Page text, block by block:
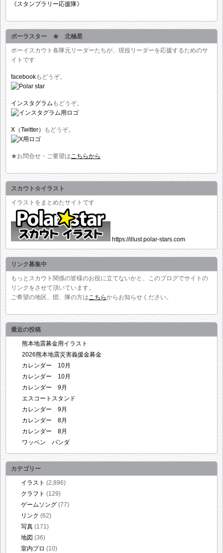
《スタンプラリー応援隊》
ポーラスター ★ 北極星
ボーイスカウト各隊元リーダーたちが、現役リーダーを応援するためのサ
イトです
facebookもどうぞ。
インスタグラム もどうぞ。
X（Twitter） もどうぞ。
★お問合せ・ご要望はこちらから
スカウト☆イラスト
イラストをまとめたサイトです
https://illust.polar-stars.com
リンク募集中
もっとスカウト関係の皆様のお役に立てないかと、このブログでサイトの
リンクをさせて頂いています。
ご希望の地区、団、隊の方はこちらからお知らせください。
最近の投稿
熊本地震募金用イラスト
2026熊本地震災害義援金募金
カレンダー 10月
カレンダー 10月
カレンダー 9月
エスコートスタンド
カレンダー 9月
カレンダー 8月
カレンダー 8月
ワッペン パンダ
カテゴリー
イラスト (2,896)
クラフト (129)
ゲームソング (77)
リンク (62)
写真 (171)
地図 (36)
室内プロ (10)